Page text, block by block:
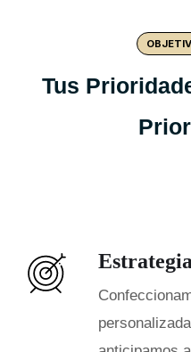
Tus